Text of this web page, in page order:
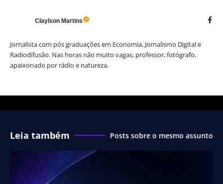
Claylson Martins
Jornalista com pós graduações em Economia, Jornalismo Digital e
Radiodifusão. Nas horas não muito vagas, professor, fotógrafo,
apaixonado por rádio e natureza.
Leia também Posts sobre o mesmo assunto